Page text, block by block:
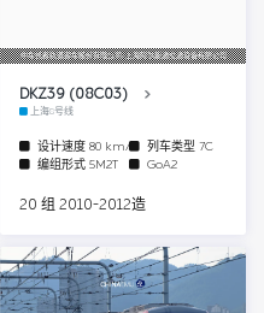
中车长春轨道客车股份有限公司/上海阿尔斯通交通设备有限公司
DKZ39 (08C03)
上海8号线
设计速度 80 km/h 列车类型 7C
编组形式 5M2T GoA2
20 组 2010-2012造